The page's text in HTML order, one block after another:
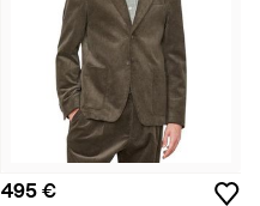
495 €